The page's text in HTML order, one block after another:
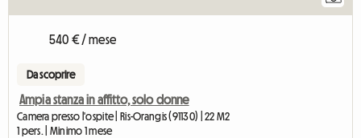
540 € / mese
Da scoprire
Ampia stanza in affitto, solo donne
Camera presso l'ospite | Ris-Orangis (91130) | 22 M2
1 pers. | Minimo 1 mese